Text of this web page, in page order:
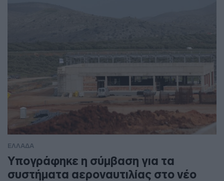
ΕΛΛΑΔΑ
Υπογράφηκε η σύμβαση για τα
συστήματα αεροναυτιλίας στο νέο